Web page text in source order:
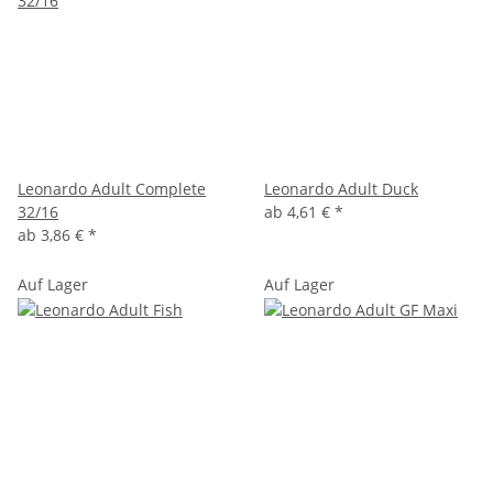
Leonardo Adult Complete
32/16
ab 3,86 € *
Leonardo Adult Duck
ab 4,61 € *
Auf Lager Auf Lager